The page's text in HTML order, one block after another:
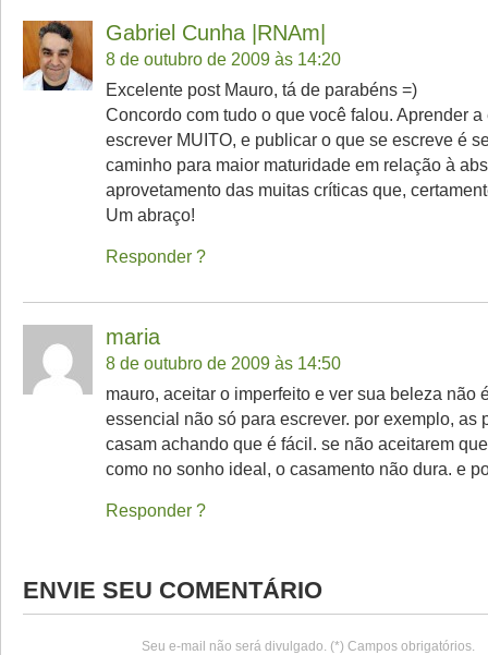
Gabriel Cunha |RNAm|
8 de outubro de 2009 às 14:20
Excelente post Mauro, tá de parabéns =)
Concordo com tudo o que você falou. Aprender a
escrever MUITO, e publicar o que se escreve é
caminho para maior maturidade em relação à
aprovetamento das muitas críticas que,
Um abraço!
Responder
maria
8 de outubro de 2009 às 14:50
mauro, aceitar o imperfeito e ver sua beleza não
essencial não só para escrever. por exemplo, as
casam achando que é fácil. se não aceitarem
como no sonho ideal, o casamento não dura. e
Responder
ENVIE SEU COMENTÁRIO
Seu e-mail não será divulgado. (*) Campos obrigatórios.